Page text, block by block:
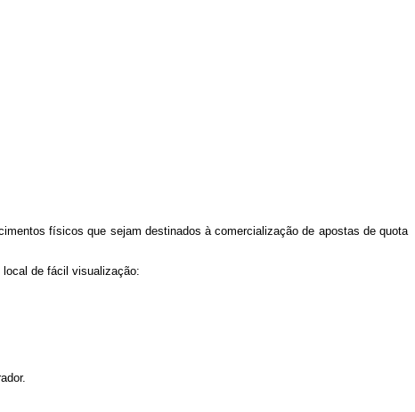
físicos que sejam destinados à comercialização de apostas de quota
de fácil visualização: